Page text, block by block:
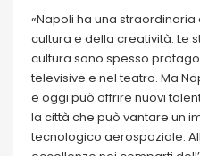
«Napoli ha una
cultura e della creatività. Le
cultura sono spesso
televisive e nel teatro. Ma
e oggi può offrire nuovi
la città che può vantare un
tecnologico aerospaziale.